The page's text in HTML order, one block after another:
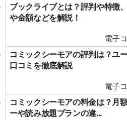
ブックライブとは？評判や特徴
や金額などを解説！
電子
コミックシーモアの評判は？ユ
口コミを徹底解説
電子
コミックシーモアの料金は？月
ーや読み放題プランの違...